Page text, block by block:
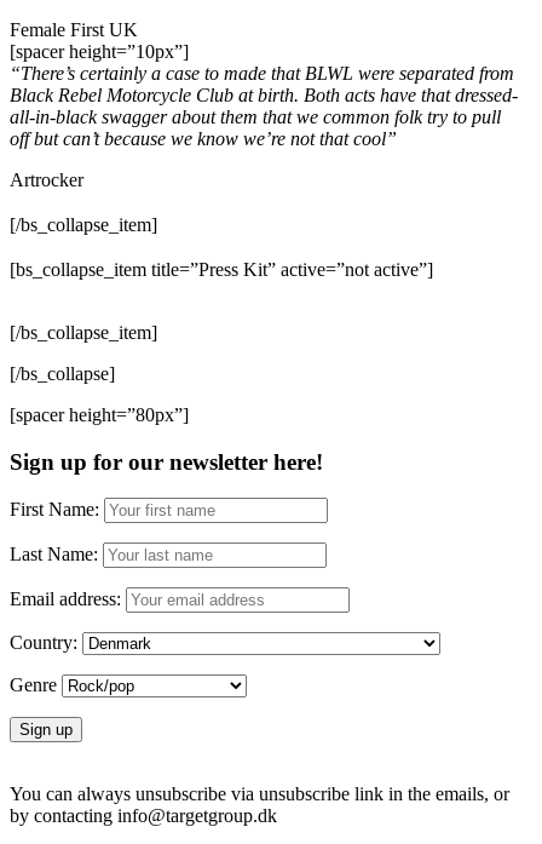
Female First UK
[spacer height=”10px”]
“There’s certainly a case to made that BLWL were separated from
Black Rebel Motorcycle Club at birth. Both acts have that dressed-
all-in-black swagger about them that we common folk try to pull
off but can’t because we know we’re not that cool”
Artrocker
[/bs_collapse_item]
[bs_collapse_item title=”Press Kit” active=”not active”]
[/bs_collapse_item]
[/bs_collapse]
[spacer height=”80px”]
Sign up for our newsletter here!
First Name:
Last Name:
Email address:
Country:
Genre
You can always unsubscribe via unsubscribe link in the emails, or
by contacting info@targetgroup.dk